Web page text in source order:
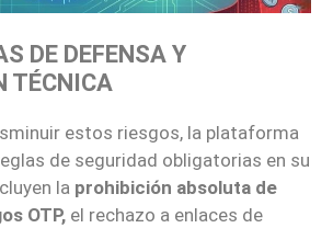
DE DEFENSA Y
TÉCNICA
estos riesgos, la plataforma
de seguridad obligatorias en su
la prohibición absoluta de
OTP, el rechazo a enlaces de